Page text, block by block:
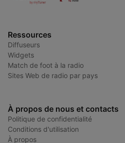
Ressources
Diffuseurs
Widgets
Match de foot à la radio
Sites Web de radio par pays
À propos de nous et contacts
Politique de confidentialité
Conditions d'utilisation
À propos